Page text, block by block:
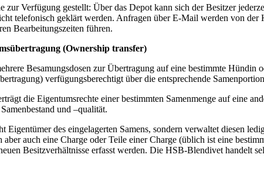
Verfügung gestellt: Über das Depot kann sich der Besitzer
telefonisch geklärt werden. Anfragen über E-Mail werden von
Bearbeitungszeiten führen.
(Ownership transfer)
Besamungsdosen zur Übertragung auf eine bestimmte
verfügungsberechtigt über die entsprechende
die Eigentumsrechte einer bestimmten Samenmenge auf eine
und –qualität.
des eingelagerten Samens, sondern verwaltet diesen
auch eine Charge oder Teile einer Charge (üblich ist eine
Besitzverhältnisse erfasst werden. Die HSB-Blendivet handelt